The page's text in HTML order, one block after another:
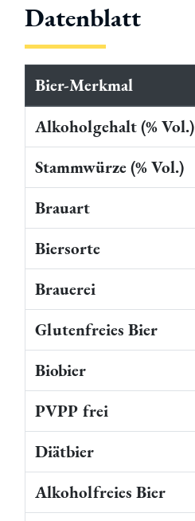
Datenblatt
Bier-Merkmal
Alkoholgehalt (% Vol.)
Stammwürze (% Vol.)
Brauart
Biersorte
Brauerei
Glutenfreies Bier
Biobier
PVPP frei
Diätbier
Alkoholfreies Bier